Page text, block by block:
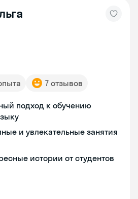
7 отзывов
подход к обучению
и увлекательные занятия
истории от студентов